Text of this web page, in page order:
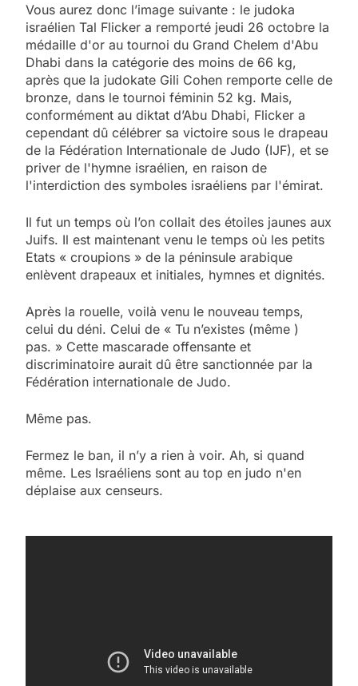
Vous aurez donc l’image suivante : le judoka
israélien Tal Flicker a remporté jeudi 26 octobre la
médaille d'or au tournoi du Grand Chelem d'Abu
Dhabi dans la catégorie des moins de 66 kg,
après que la judokate Gili Cohen remporte celle de
bronze, dans le tournoi féminin 52 kg. Mais,
conformément au diktat d’Abu Dhabi, Flicker a
cependant dû célébrer sa victoire sous le drapeau
de la Fédération Internationale de Judo (IJF), et se
priver de l'hymne israélien, en raison de
l'interdiction des symboles israéliens par l'émirat.
Il fut un temps où l’on collait des étoiles jaunes aux
Juifs. Il est maintenant venu le temps où les petits
Etats « croupions » de la péninsule arabique
enlèvent drapeaux et initiales, hymnes et dignités.
Après la rouelle, voilà venu le nouveau temps,
celui du déni. Celui de « Tu n’existes (même )
pas. » Cette mascarade offensante et
discriminatoire aurait dû être sanctionnée par la
Fédération internationale de Judo.
Même pas.
Fermez le ban, il n’y a rien à voir. Ah, si quand
même. Les Israéliens sont au top en judo n'en
déplaise aux censeurs.
2025, l’année la plus
meurtrière selon le